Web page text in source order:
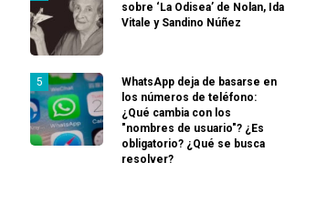
sobre ‘La Odisea’ de Nolan, Ida
Vitale y Sandino Núñez
WhatsApp deja de basarse en
los números de teléfono:
¿Qué cambia con los
"nombres de usuario"? ¿Es
obligatorio? ¿Qué se busca
resolver?